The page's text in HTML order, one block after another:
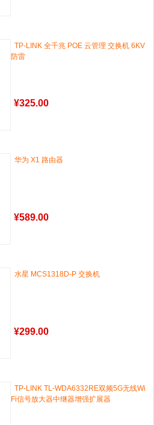
TP-LINK 全千兆 POE 云管理 交换机 6KV
防雷
¥325.00
华为 X1 路由器
¥589.00
水星 MCS1318D-P 交换机
¥299.00
TP-LINK TL-WDA6332RE双频5G无线Wi
Fi信号放大器中继器增强扩展器